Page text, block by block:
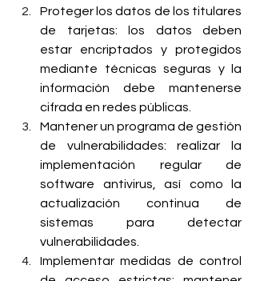
Proteger los datos de los titulares
de tarjetas: los datos deben
estar encriptados y protegidos
mediante técnicas seguras y la
información debe mantenerse
cifrada en redes públicas.
Mantener un programa de gestión
de vulnerabilidades: realizar la
implementación regular de
software antivirus, así como la
actualización continua de
sistemas para detectar
vulnerabilidades.
Implementar medidas de control